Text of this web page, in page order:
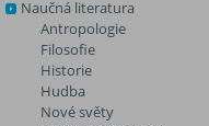
Naučná literatura
Antropologie
Filosofie
Historie
Hudba
Nové světy